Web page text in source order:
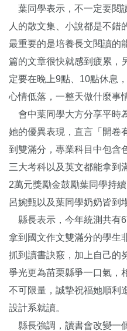
葉同學表示，不一定要閱
人的散文集、小說都是不錯
最重要的是培養長文閱讀的
篇的文章很快就感到疲累，
定要在晚上9點、10點休息
心情低落，一整天做什麼事
會中葉同學大方分享平時
她的優異表現，直言「開卷
到雙滿分，專業科目中包含
三大考科以及英文都能拿到
2萬元獎勵金鼓勵葉同學持
呂婉甄以及葉同學奶奶皆到
縣長表示，今年統測共有
拿到國文作文雙滿分的學生
抓到讀書訣竅，加上自己的
爭光更為苗栗縣爭一口氣，
不可限量，誠摯祝福她順利
設計系就讀。
縣長強調，讀書會改變一